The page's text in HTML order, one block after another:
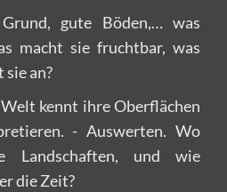
gute Böden,… was
macht sie fruchtbar, was
an?
kennt ihre Oberflächen
- Auswerten. Wo
Landschaften, und wie
die Zeit?